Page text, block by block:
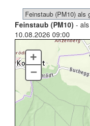
Feinstaub (PM10) -
10.08.2026 09:00
+
–